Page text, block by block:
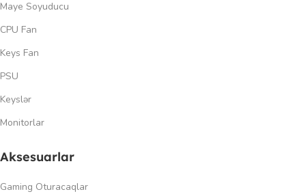
Maye Soyuducu
CPU Fan
Keys Fan
PSU
Keyslər
Monitorlar
Aksesuarlar
Gaming Oturacaqlar